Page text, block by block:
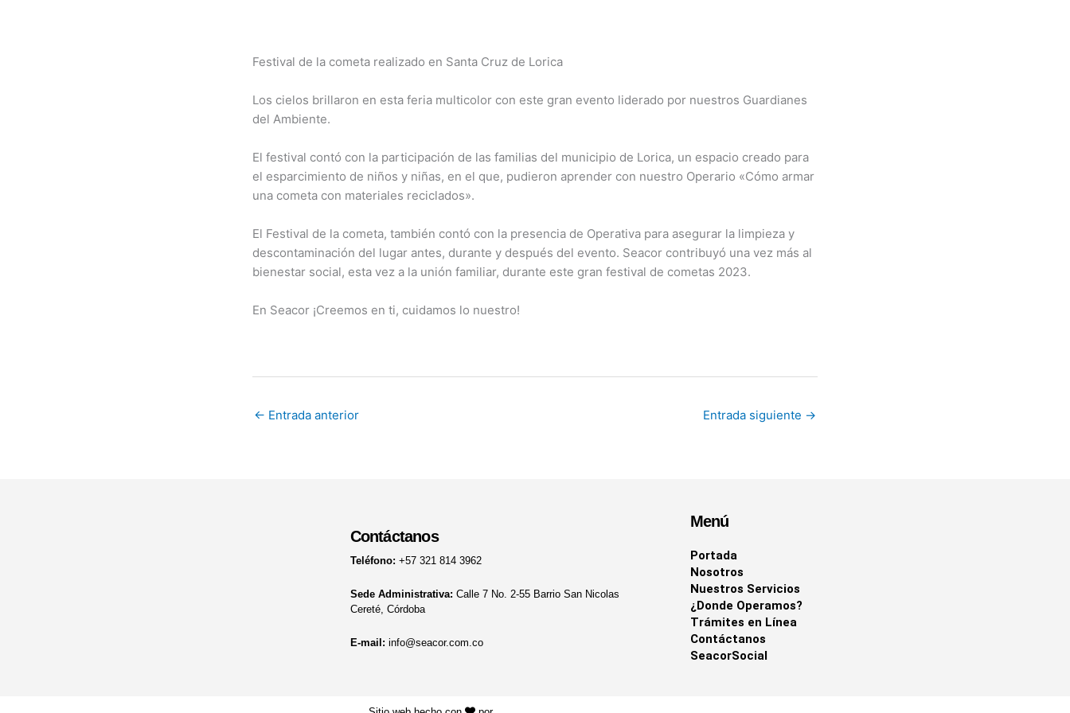
Festival de la cometa realizado en Santa Cruz de Lorica
Los cielos brillaron en esta feria multicolor con este gran evento liderado por nuestros Guardianes
del Ambiente.
El festival contó con la participación de las familias del municipio de Lorica, un espacio creado para
el esparcimiento de niños y niñas, en el que, pudieron aprender con nuestro Operario «Cómo armar
una cometa con materiales reciclados».
El Festival de la cometa, también contó con la presencia de Operativa para asegurar la limpieza y
descontaminación del lugar antes, durante y después del evento. Seacor contribuyó una vez más al
bienestar social, esta vez a la unión familiar, durante este gran festival de cometas 2023.
En Seacor ¡Creemos en ti, cuidamos lo nuestro!
← Entrada anterior Entrada siguiente →
Contáctanos
Teléfono: +57 321 814 3962
Sede Administrativa: Calle 7 No. 2-55 Barrio San Nicolas
Cereté, Córdoba
E-mail: info@seacor.com.co
Menú
Portada
Nosotros
Nuestros Servicios
¿Donde Operamos?
Trámites en Línea
Contáctanos
SeacorSocial